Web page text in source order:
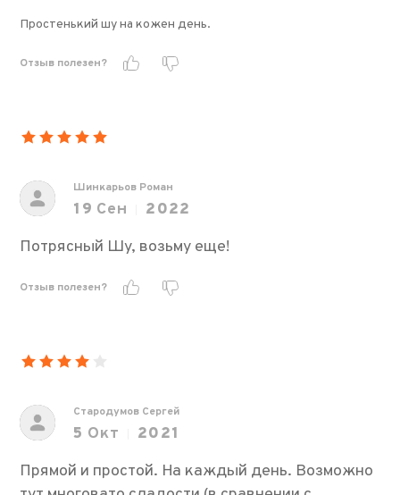
Простенький шу на кожен день.
Отзыв полезен?
Шинкарьов Роман
19 Сен
2022
Потрясный Шу, возьму еще!
Отзыв полезен?
Стародумов Сергей
5 Окт
2021
Прямой и простой. На каждый день. Возможно